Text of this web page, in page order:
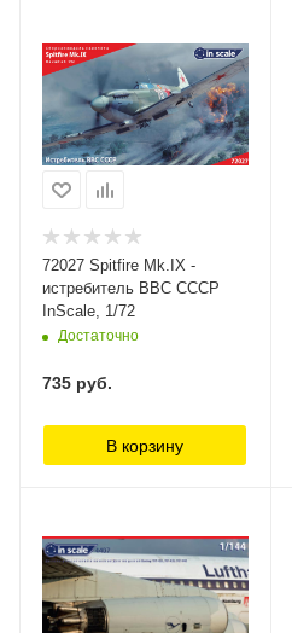
72027 Spitfire Mk.IX -
истребитель ВВС СССР
InScale, 1/72
Достаточно
735 руб.
В корзину